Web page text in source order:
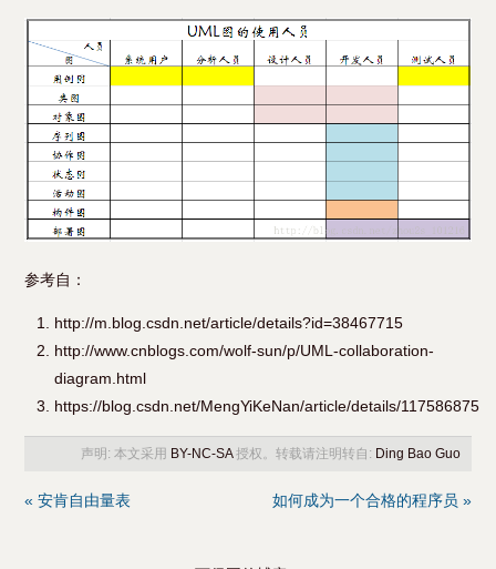
参考自：
http://m.blog.csdn.net/article/details?id=38467715
http://www.cnblogs.com/wolf-sun/p/UML-collaboration-
diagram.html
https://blog.csdn.net/MengYiKeNan/article/details/117586875
声明: 本文采用 BY-NC-SA授权。转载请注明转自: Ding Bao Guo
« 安肯自由量表 如何成为一个合格的程序员 »